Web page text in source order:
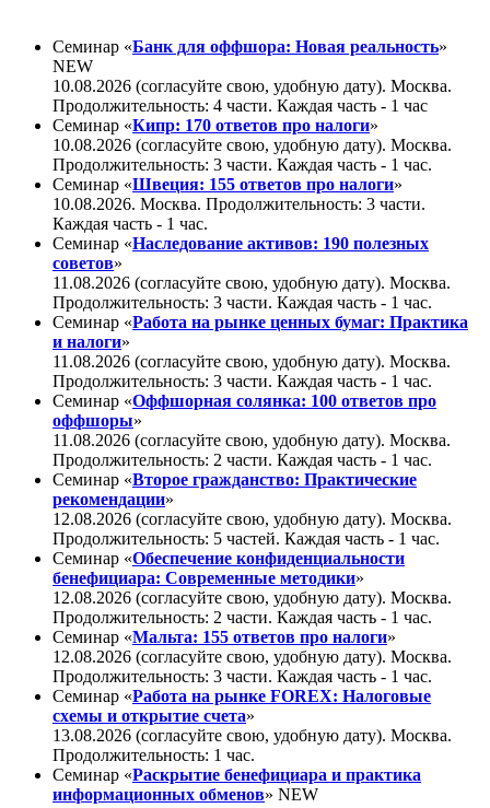
Семинар «Банк для оффшора: Новая реальность»
NEW
10.08.2026 (согласуйте свою, удобную дату). Москва.
Продолжительность: 4 части. Каждая часть - 1 час
Семинар «Кипр: 170 ответов про налоги»
10.08.2026 (согласуйте свою, удобную дату). Москва.
Продолжительность: 3 части. Каждая часть - 1 час.
Семинар «Швеция: 155 ответов про налоги»
10.08.2026. Москва. Продолжительность: 3 части.
Каждая часть - 1 час.
Семинар «Наследование активов: 190 полезных
советов»
11.08.2026 (согласуйте свою, удобную дату). Москва.
Продолжительность: 3 части. Каждая часть - 1 час.
Семинар «Работа на рынке ценных бумаг: Практика
и налоги»
11.08.2026 (согласуйте свою, удобную дату). Москва.
Продолжительность: 3 части. Каждая часть - 1 чаc.
Семинар «Оффшорная солянка: 100 ответов про
оффшоры»
11.08.2026 (согласуйте свою, удобную дату). Москва.
Продолжительность: 2 части. Каждая часть - 1 час.
Семинар «Второе гражданство: Практические
рекомендации»
12.08.2026 (согласуйте свою, удобную дату). Москва.
Продолжительность: 5 частей. Каждая часть - 1 час.
Семинар «Обеспечение конфиденциальности
бенефициара: Современные методики»
12.08.2026 (согласуйте свою, удобную дату). Москва.
Продолжительность: 2 части. Каждая часть - 1 чаc.
Семинар «Мальта: 155 ответов про налоги»
12.08.2026 (согласуйте свою, удобную дату). Москва.
Продолжительность: 3 части. Каждая часть - 1 час.
Семинар «Работа на рынке FOREX: Налоговые
схемы и открытие счета»
13.08.2026 (согласуйте свою, удобную дату). Москва.
Продолжительность: 1 час.
Семинар «Раскрытие бенефициара и практика
информационных обменов» NEW